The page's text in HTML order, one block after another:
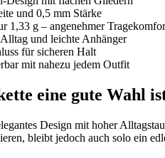
und 0,5 mm Stärke
1,33 g – angenehmer
und leichte Anhänger
für sicheren Halt
mit nahezu jedem Outfit
eine gute Wahl
Design mit hoher
bleibt jedoch auch solo ein